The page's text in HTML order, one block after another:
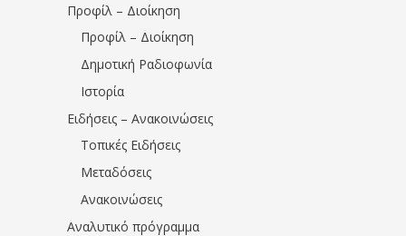
Προφίλ – Διοίκηση
Προφίλ – Διοίκηση
Δημοτική Ραδιοφωνία
Ιστορία
Ειδήσεις – Ανακοινώσεις
Τοπικές Ειδήσεις
Μεταδόσεις
Ανακοινώσεις
Αναλυτικό πρόγραμμα